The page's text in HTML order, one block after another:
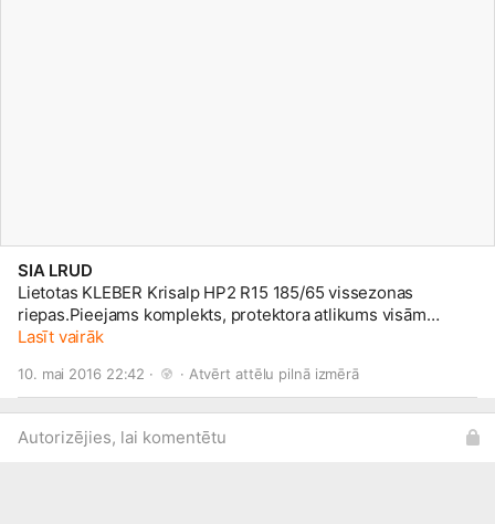
SIA LRUD
Lietotas KLEBER Krisalp HP2 R15 185/65 vissezonas
riepas.Pieejams komplekts, protektora atlikums visām
riepām 7mm.Cena par gb.30eiro
Lasīt vairāk
10. mai 2016 22:42 · · Atvērt attēlu pilnā izmērā
Autorizējies, lai komentētu